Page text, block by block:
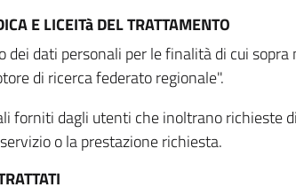
E LICEITà DEL TRATTAMENTO
dei dati personali per le finalità di cui
di ricerca federato regionale".
forniti dagli utenti che inoltrano richieste
o la prestazione richiesta.